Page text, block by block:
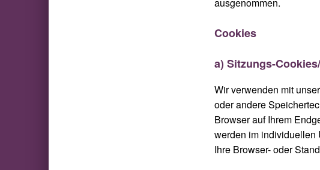
ausgenommen.
Cookies
a) Sitzungs-
Wir verwenden mit
oder andere
Browser auf Ihrem
werden im individuellen
Ihre Browser- oder